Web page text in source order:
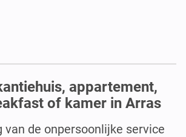
appartement,
of kamer in Arras
van de onpersoonlijke service